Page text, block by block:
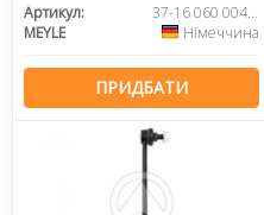
Артикул:
37-16 060 0041/HD
MEYLE
Німеччина
ПРИДБАТИ